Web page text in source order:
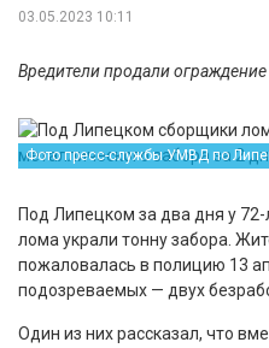
03.05.2023 10:11
Вредители продали
Фото пресс-службы УМВД по
Под Липецком за два дня у
лома украли тонну забора.
пожаловалась в полицию 13
подозреваемых — двух
Один из них рассказал, что